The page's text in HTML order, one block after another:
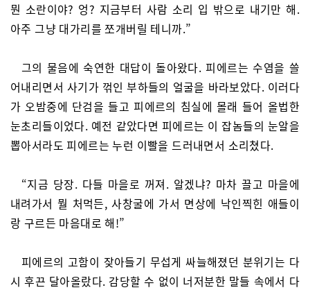
뭔 소란이야? 엉? 지금부터 사람 소리 입 밖으로 내기만 해.
아주 그냥 대가리를 쪼개버릴 테니까.”
그의 물음에 숙연한 대답이 돌아왔다. 피에르는 수염을 쓸
어내리면서 사기가 꺾인 부하들의 얼굴을 바라보았다. 이러다
가 오밤중에 단검을 들고 피에르의 침실에 몰래 들어 올법한
눈초리들이었다. 예전 같았다면 피에르는 이 잡놈들의 눈알을
뽑아서라도 피에르는 누런 이빨을 드러내면서 소리쳤다.
“지금 당장. 다들 마을로 꺼져. 알겠냐? 마차 끌고 마을에
내려가서 뭘 처먹든, 사창굴에 가서 면상에 낙인찍힌 애들이
랑 구르든 마음대로 해!”
피에르의 고함이 잦아들기 무섭게 싸늘해졌던 분위기는 다
시 후끈 달아올랐다. 감당할 수 없이 너저분한 말들 속에서 다